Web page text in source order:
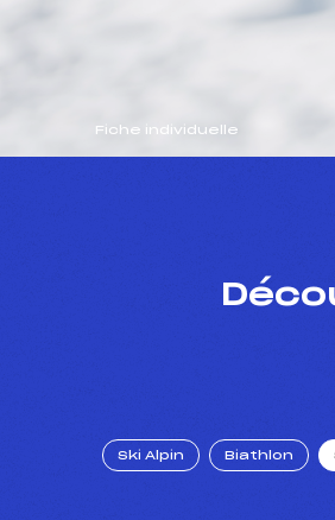
Fiche individuelle
Ski Alpin Biathlon